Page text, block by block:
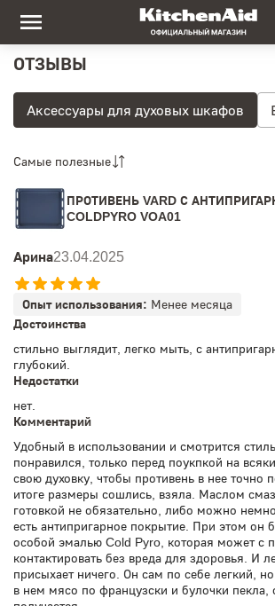
ОТЗЫВЫ
Аксессуары для духовых шкафов
Самые полезные
ПРОТИВЕНЬ VARD С
COLDPYRO VOA01
Арина23.04.2025
Опыт использования: Менее месяца
Достоинства
стильно выглядит, легко мыть, с
глубокий.
Недостатки
нет.
Комментарий
Удобный в использовании и смотрится
понравился, только перед поукпкой на
свою духовку, чтобы противень в нее точно
итоге размеры сошлись, взяла. Маслом
готовкой не обязательно, либо можно
есть антипригарное покрытие. При этом он
особой эмалью Cold Pyro, которая может с
контактировать без вреда для здоровья. И
присыхает ничего. Он сам по себе легкий,
в нем мясо по французски и булочки пекла,